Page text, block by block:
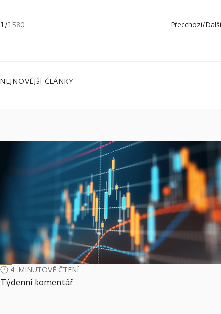
1/1580 Předchozí/Další
NEJNOVĚJŠÍ ČLÁNKY
4-MINUTOVÉ ČTENÍ
Týdenní komentář